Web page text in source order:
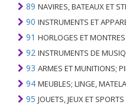
89 NAVIRES, BATEAUX ET
90 INSTRUMENTS ET APPAREILS OPTIQUES, PHOTOGRAPHIQUES,
91 HORLOGES ET
92 INSTRUMENTS DE MUSIQUE;
93 ARMES ET MUNITIONS;
94 MEUBLES; LINGE, MATELAS, SUPPORTS DE MATELAS, COUSSINS ET AMEUBLEMENT SIMILAIRE FARCI;
95 JOUETS, JEUX ET SPORTS